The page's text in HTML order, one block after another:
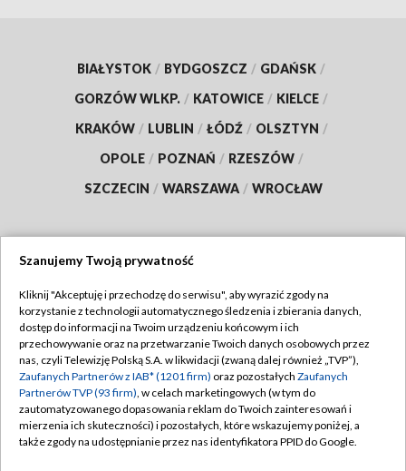
BIAŁYSTOK / BYDGOSZCZ / GDAŃSK /
GORZÓW WLKP. / KATOWICE / KIELCE /
KRAKÓW / LUBLIN / ŁÓDŹ / OLSZTYN /
OPOLE / POZNAŃ / RZESZÓW /
SZCZECIN / WARSZAWA / WROCŁAW
TVP
Abonament TVP
Emisja w TVP
Centrum informacji TVP
Naziemna Telewizja Cyfrowa
Regulamin TVP
Polityka prywatności
Moje zgody
Pomoc
Szanujemy Twoją prywatność
Kliknij "Akceptuję i przechodzę do serwisu", aby wyrazić zgody na
korzystanie z technologii automatycznego śledzenia i zbierania danych,
dostęp do informacji na Twoim urządzeniu końcowym i ich
przechowywanie oraz na przetwarzanie Twoich danych osobowych przez
nas, czyli Telewizję Polską S.A. w likwidacji (zwaną dalej również „TVP”),
Zaufanych Partnerów z IAB* (1201 firm) oraz pozostałych Zaufanych
Partnerów TVP (93 firm), w celach marketingowych (w tym do
zautomatyzowanego dopasowania reklam do Twoich zainteresowań i
mierzenia ich skuteczności) i pozostałych, które wskazujemy poniżej, a
także zgody na udostępnianie przez nas identyfikatora PPID do Google.